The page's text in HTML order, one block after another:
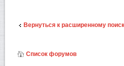
Вернуться к расширенному
Список форумов